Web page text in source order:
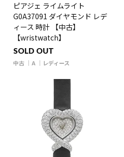
ピアジェ ライムライト
G0A37091 ダイヤモンド レデ
ィース 時計 【中古】
【wristwatch】
SOLD OUT
中古 A レディース